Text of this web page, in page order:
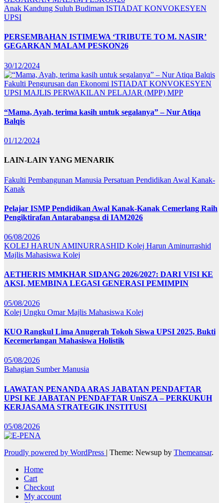
Anak Kandung Suluh Budiman ISTIADAT KONVOKESYEN
UPSI
PERSEMBAHAN ISTIMEWA ‘TRIBUTE TO M. NASIR’
GEGARKAN MALAM PESKON26
30/12/2024
Fakulti Pengurusan dan Ekonomi ISTIADAT KONVOKESYEN
UPSI MAJLIS PERWAKILAN PELAJAR (MPP) MPP
“Mama, Ayah, terima kasih untuk segalanya” – Nur Atiqa
Balqis
01/12/2024
LAIN-LAIN YANG MENARIK
Fakulti Pembangunan Manusia Persatuan Pendidikan Awal Kanak-
Kanak
Pelajar ISMP Pendidikan Awal Kanak-Kanak Cemerlang Raih
Pengiktirafan Antarabangsa di IAM2026
06/08/2026
KOLEJ HARUN AMINURRASHID Kolej Harun Aminurrashid
Majlis Mahasiswa Kolej
AETHERIS MMKHAR SIDANG 2026/2027: DARI VISI KE
AKSI, MEMBINA LEGASI GENERASI PEMIMPIN
05/08/2026
Kolej Ungku OmarMajlis Mahasiswa Kolej
KUO Rangkul Lima Anugerah Tokoh Siswa UPSI 2025, Bukti
Kecemerlangan Mahasiswa Holistik
05/08/2026
Bahagian Sumber Manusia
LAWATAN PENANDA ARAS JABATAN PENDAFTAR
UPSI KE JABATAN PENDAFTAR UniSZA – PERKUKUH
KERJASAMA STRATEGIK INSTITUSI
05/08/2026
Proudly powered by WordPress | Theme: Newsup by Themeansar.
Home
Cart
Checkout
My account